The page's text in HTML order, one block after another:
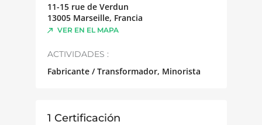
11-15 rue de Verdun
13005 Marseille, Francia
VER EN EL MAPA
ACTIVIDADES :
Fabricante / Transformador, Minorista
1 Certificación